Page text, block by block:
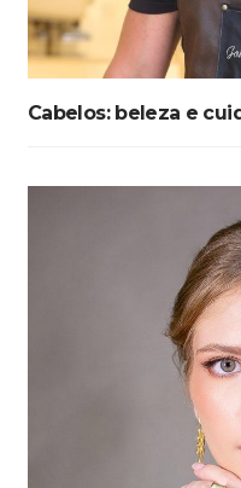
Cabelos: beleza e